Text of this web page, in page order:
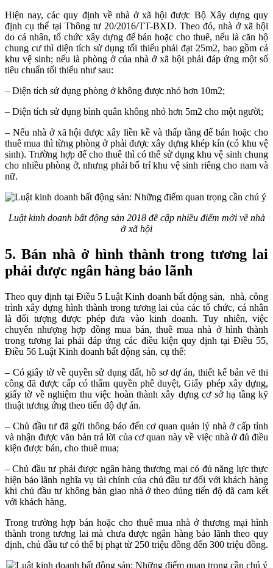
Hiện nay, các quy định về nhà ở xã hội được Bộ Xây dựng quy
định cụ thể tại Thông tư 20/2016/TT-BXD. Theo đó, nhà ở xã hội
do cá nhân, tổ chức xây dựng để bán hoặc cho thuê, nếu là căn hộ
chung cư thì diện tích sử dụng tối thiểu phải đạt 25m2, bao gồm cả
khu vệ sinh; nếu là phòng ở của nhà ở xã hội phải đáp ứng một số
tiêu chuẩn tối thiểu như sau:
– Diện tích sử dụng phòng ở không được nhỏ hơn 10m2;
– Diện tích sử dụng bình quân không nhỏ hơn 5m2 cho một người;
– Nếu nhà ở xã hội được xây liền kề và thấp tầng để bán hoặc cho
thuê mua thì từng phòng ở phải được xây dựng khép kín (có khu vệ
sinh). Trường hợp để cho thuê thì có thể sử dụng khu vệ sinh chung
cho nhiều phòng ở, nhưng phải bố trí khu vệ sinh riêng cho nam và
nữ.
Luật kinh doanh bất động sản 2018 đề cập nhiều điểm mới về nhà
ở xã hội
5. Bán nhà ở hình thành trong tương lai
phải được ngân hàng bảo lãnh
Theo quy định tại Điều 5 Luật Kinh doanh bất động sản, nhà, công
trình xây dựng hình thành trong tương lai của các tổ chức, cá nhân
là đối tượng được phép đưa vào kinh doanh. Tuy nhiên, việc
chuyển nhượng hợp đồng mua bán, thuê mua nhà ở hình thành
trong tương lai phải đáp ứng các điều kiện quy định tại Điều 55,
Điều 56 Luật Kinh doanh bất động sản, cụ thể:
– Có giấy tờ về quyền sử dụng đất, hồ sơ dự án, thiết kế bản vẽ thi
công đã được cấp có thẩm quyền phê duyệt, Giấy phép xây dựng,
giấy tờ về nghiệm thu việc hoàn thành xây dựng cơ sở hạ tầng kỹ
thuật tương ứng theo tiến độ dự án.
– Chủ đầu tư đã gửi thông báo đến cơ quan quản lý nhà ở cấp tỉnh
và nhận được văn bản trả lời của cơ quan này về việc nhà ở đủ điều
kiện được bán, cho thuê mua;
– Chủ đầu tư phải được ngân hàng thương mại có đủ năng lực thực
hiện bảo lãnh nghĩa vụ tài chính của chủ đầu tư đối với khách hàng
khi chủ đầu tư không bàn giao nhà ở theo đúng tiến độ đã cam kết
với khách hàng.
Trong trường hợp bán hoặc cho thuê mua nhà ở thương mại hình
thành trong tương lai mà chưa được ngân hàng bảo lãnh theo quy
định, chủ đầu tư có thể bị phạt từ 250 triệu đồng đến 300 triệu đồng.